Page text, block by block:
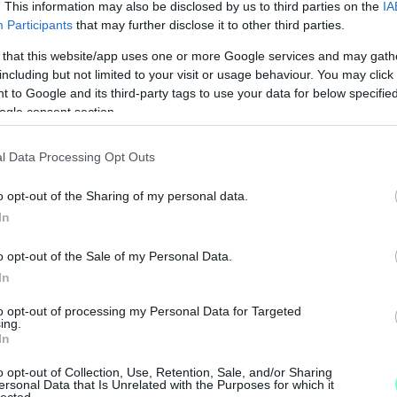
This information may also be disclosed by us to third parties on the
Participants that may further disclose it to other third parties.
that this website/app uses one or more Google services and may
but not limited to your visit or usage behaviour. You may
to Google and its third-party tags to use your data for below
consent section.
Data Processing Opt Outs
opt-out of the Sharing of my personal data.
opt-out of the Sale of my Personal Data.
opt-out of processing my Personal Data for Targeted
opt-out of Collection, Use, Retention, Sale, and/or Sharing
Data that Is Unrelated with the Purposes for which it
jelentkezik a Szombathelyi Televízió. A
eseményekről, nyomon követhetik a friss
a Városházáról és a pártok
frissen megválasztott
önkormányzati választás 2024